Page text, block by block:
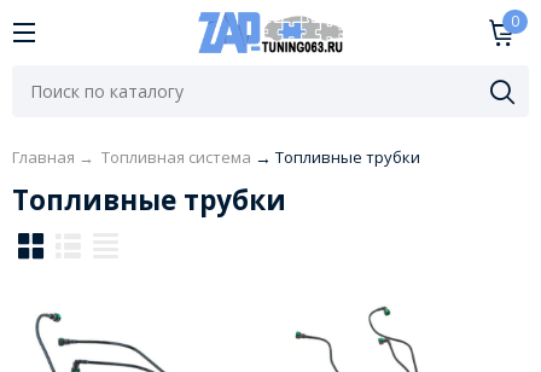
0
Главная → Топливная система → Топливные трубки
Топливные трубки